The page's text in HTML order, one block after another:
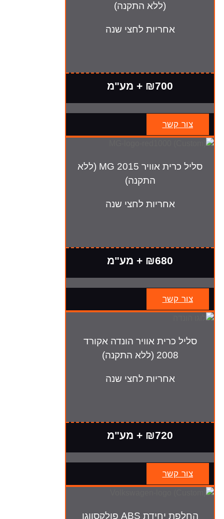
(ללא התקנה)
אחריות לחצי שנה
₪700 + מע"מ
צור קשר
סליל כרית אוויר MG 2015 (ללא
התקנה)
אחריות לחצי שנה
₪680 + מע"מ
צור קשר
סליל כרית אוויר הונדה אקורד
2008 (ללא התקנה)
אחריות לחצי שנה
₪720 + מע"מ
צור קשר
החלפת יחידת ABS פולקסווגן